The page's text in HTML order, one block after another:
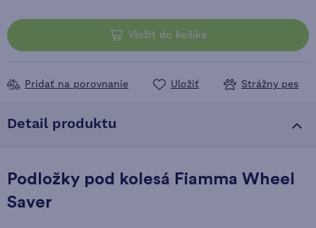
Vložiť do košíka
Pridať na porovnanie Uložiť Strážny pes
Detail produktu
Podložky pod kolesá Fiamma Wheel
Saver